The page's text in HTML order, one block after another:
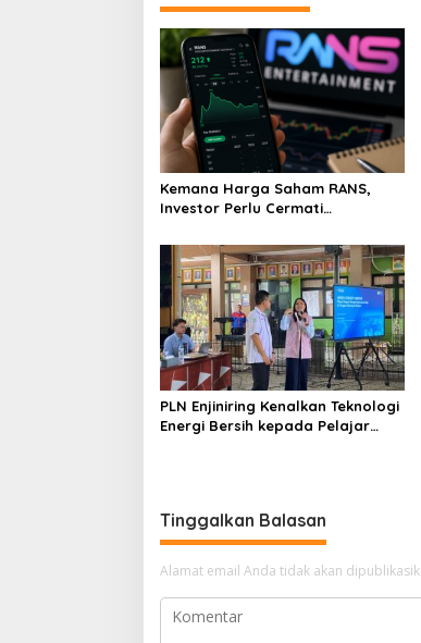
Kemana Harga Saham RANS,
Investor Perlu Cermati
Spekulasi Berlebihan
PLN Enjiniring Kenalkan Teknologi
Energi Bersih kepada Pelajar
Tinggalkan Balasan
Alamat email Anda tidak akan